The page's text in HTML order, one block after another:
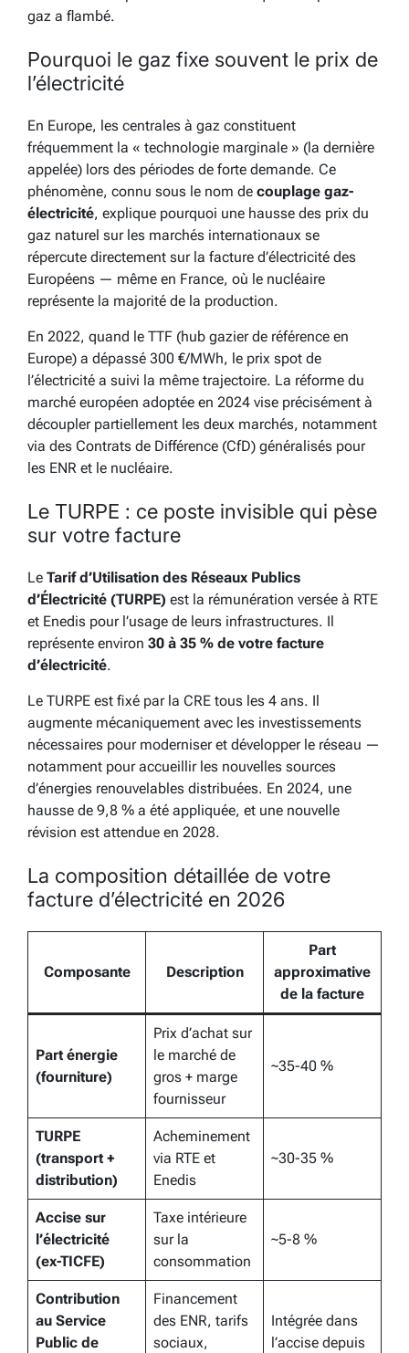
gaz a flambé.
Pourquoi le gaz fixe souvent le prix de
l’électricité
En Europe, les centrales à gaz constituent
fréquemment la « technologie marginale » (la dernière
appelée) lors des périodes de forte demande. Ce
phénomène, connu sous le nom de couplage gaz-
électricité, explique pourquoi une hausse des prix du
gaz naturel sur les marchés internationaux se
répercute directement sur la facture d’électricité des
Européens — même en France, où le nucléaire
représente la majorité de la production.
En 2022, quand le TTF (hub gazier de référence en
Europe) a dépassé 300 €/MWh, le prix spot de
l’électricité a suivi la même trajectoire. La réforme du
marché européen adoptée en 2024 vise précisément à
découpler partiellement les deux marchés, notamment
via des Contrats de Différence (CfD) généralisés pour
les ENR et le nucléaire.
Le TURPE : ce poste invisible qui pèse
sur votre facture
Le Tarif d’Utilisation des Réseaux Publics
d’Électricité (TURPE) est la rémunération versée à RTE
et Enedis pour l’usage de leurs infrastructures. Il
représente environ 30 à 35 % de votre facture
d’électricité.
Le TURPE est fixé par la CRE tous les 4 ans. Il
augmente mécaniquement avec les investissements
nécessaires pour moderniser et développer le réseau —
notamment pour accueillir les nouvelles sources
d’énergies renouvelables distribuées. En 2024, une
hausse de 9,8 % a été appliquée, et une nouvelle
révision est attendue en 2028.
La composition détaillée de votre
facture d’électricité en 2026
Composante Description
Part
approximative
de la facture
Part énergie
(fourniture)
Prix d’achat sur
le marché de
gros + marge
fournisseur
~35-40 %
TURPE
(transport +
distribution)
Acheminement
via RTE et
Enedis
~30-35 %
Accise sur
l’électricité
(ex-TICFE)
Taxe intérieure
sur la
consommation
~5-8 %
Contribution
au Service
Public de
Financement
des ENR, tarifs
sociaux,
Intégrée dans
l’accise depuis